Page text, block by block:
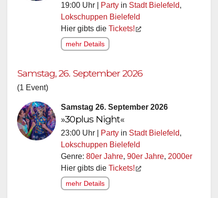
19:00 Uhr | Party in Stadt Bielefeld,
Lokschuppen Bielefeld
Hier gibts die Tickets!
mehr Details
Samstag, 26. September 2026
(1 Event)
Samstag 26. September 2026
»30plus Night«
23:00 Uhr | Party in Stadt Bielefeld,
Lokschuppen Bielefeld
Genre: 80er Jahre, 90er Jahre, 2000er
Hier gibts die Tickets!
mehr Details